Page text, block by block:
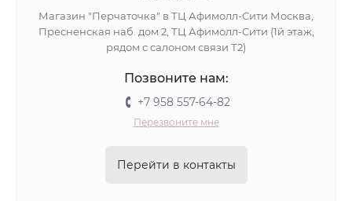
Магазин "Перчаточка" в ТЦ Афимолл-Сити Москва,
Пресненская наб. дом 2, ТЦ Афимолл-Сити (1й этаж,
рядом с салоном связи Т2)
Позвоните нам:
+7 958 557-64-82
Перезвоните мне
Перейти в контакты